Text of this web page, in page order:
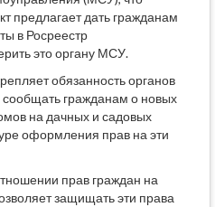
предлагает дать гражданам
в Росреестр
это органу МСУ.
обязанность органов
гражданам о новых
на дачных и садовых
оформления прав на эти
прав граждан на
защищать эти права